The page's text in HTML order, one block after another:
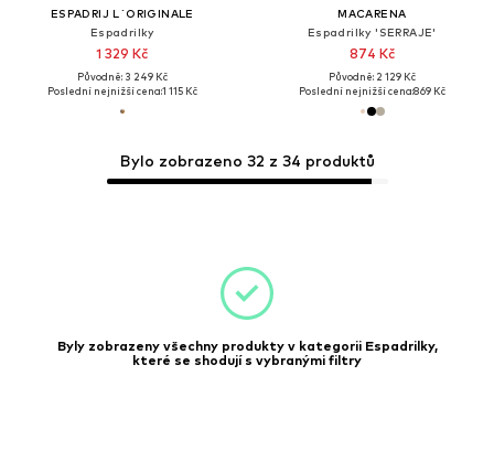
ESPADRIJ L´ORIGINALE
Espadrilky
1 329 Kč
Původně: 3 249 Kč
Poslední nejnižší cena:1 115 Kč
MACARENA
Espadrilky 'SERRAJE'
874 Kč
Původně: 2 129 Kč
Poslední nejnižší cena:869 Kč
Bylo zobrazeno 32 z 34 produktů
Byly zobrazeny všechny produkty v kategorii Espadrilky,
které se shodují s vybranými filtry